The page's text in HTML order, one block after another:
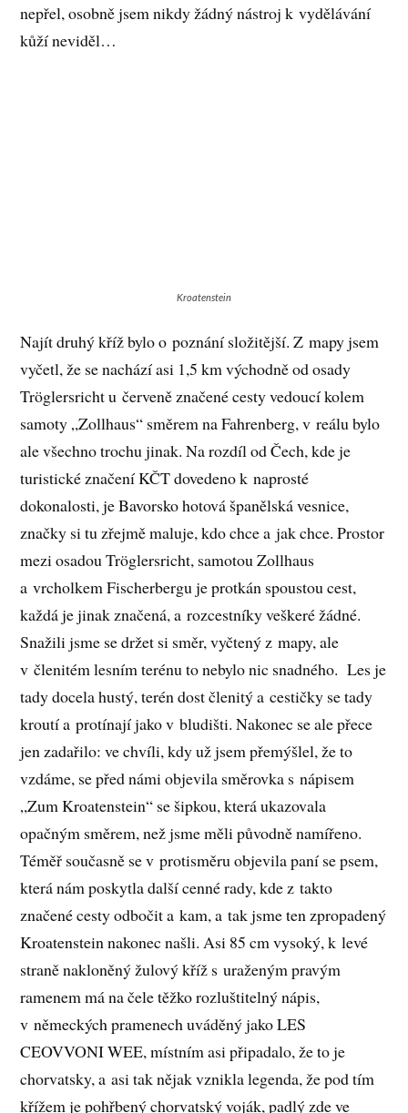
nepřel, osobně jsem nikdy žádný nástroj k vydělávání
kůží neviděl…
Kroatenstein
Najít druhý kříž bylo o poznání složitější. Z mapy jsem
vyčetl, že se nachází asi 1,5 km východně od osady
Tröglersricht u červeně značené cesty vedoucí kolem
samoty „Zollhaus“ směrem na Fahrenberg, v reálu bylo
ale všechno trochu jinak. Na rozdíl od Čech, kde je
turistické značení KČT dovedeno k naprosté
dokonalosti, je Bavorsko hotová španělská vesnice,
značky si tu zřejmě maluje, kdo chce a jak chce. Prostor
mezi osadou Tröglersricht, samotou Zollhaus
a vrcholkem Fischerbergu je protkán spoustou cest,
každá je jinak značená, a rozcestníky veškeré žádné.
Snažili jsme se držet si směr, vyčtený z mapy, ale
v členitém lesním terénu to nebylo nic snadného. Les je
tady docela hustý, terén dost členitý a cestičky se tady
kroutí a protínají jako v bludišti. Nakonec se ale přece
jen zadařilo: ve chvíli, kdy už jsem přemýšlel, že to
vzdáme, se před námi objevila směrovka s nápisem
„Zum Kroatenstein“ se šipkou, která ukazovala
opačným směrem, než jsme měli původně namířeno.
Téměř současně se v protisměru objevila paní se psem,
která nám poskytla další cenné rady, kde z takto
značené cesty odbočit a kam, a tak jsme ten zpropadený
Kroatenstein nakonec našli. Asi 85 cm vysoký, k levé
straně nakloněný žulový kříž s uraženým pravým
ramenem má na čele těžko rozluštitelný nápis,
v německých pramenech uváděný jako LES
CEOVVONI WEE, místním asi připadalo, že to je
chorvatsky, a asi tak nějak vznikla legenda, že pod tím
křížem je pohřbený chorvatský voják, padlý zde ve